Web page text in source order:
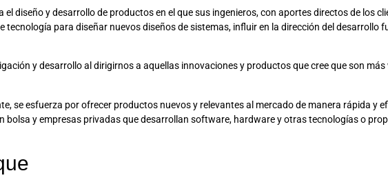
diseño y desarrollo de productos en el que sus ingenieros, con aportes directos de los
para diseñar nuevos diseños de sistemas, influir en la dirección del desarrollo
y desarrollo al dirigirnos a aquellas innovaciones y productos que cree que son más
se esfuerza por ofrecer productos nuevos y relevantes al mercado de manera rápida y
bolsa y empresas privadas que desarrollan software, hardware y otras tecnologías o